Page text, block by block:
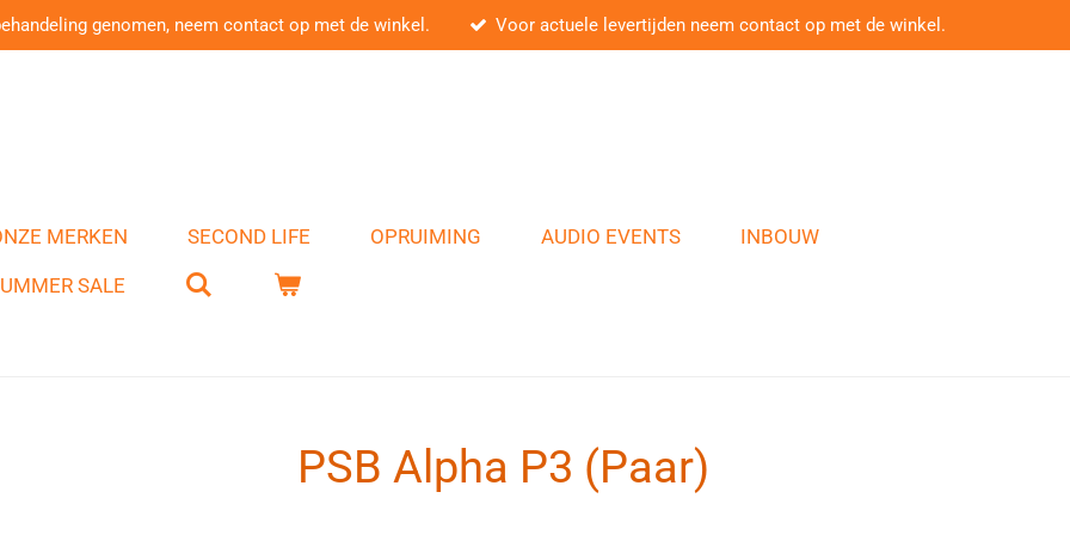
genomen, neem contact op met de winkel. Voor actuele levertijden neem contact op met de winkel.
MERKEN SECOND LIFE OPRUIMING AUDIO EVENTS INBOUW
SALE
PSB Alpha P3 (Paar)